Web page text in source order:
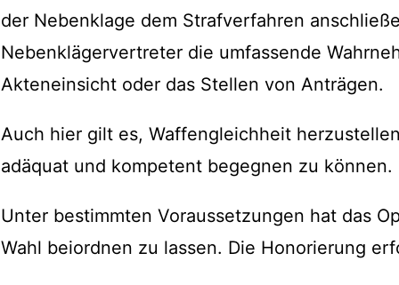
der Nebenklage dem Strafverfahren
Nebenklägervertreter die umfassende
Akteneinsicht oder das Stellen von Anträgen.
Auch hier gilt es, Waffengleichheit
adäquat und kompetent begegnen zu können.
Unter bestimmten Voraussetzungen hat das
Wahl beiordnen zu lassen. Die Honorierung